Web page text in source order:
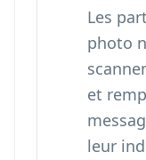
Les
photo
et
leur